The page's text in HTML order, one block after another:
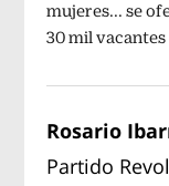
mujeres... se
30 mil vacantes
Rosario
Partido